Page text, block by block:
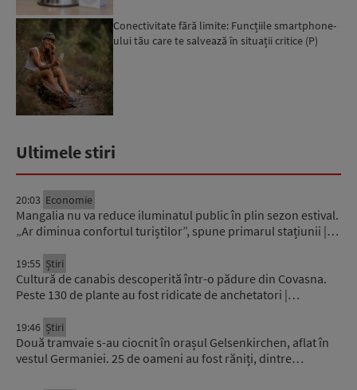
Conectivitate fără limite: Funcțiile smartphone-
ului tău care te salvează în situații critice (P)
Ultimele stiri
20:03 Economie
Mangalia nu va reduce iluminatul public în plin sezon estival.
„Ar diminua confortul turiștilor”, spune primarul stațiunii |…
19:55 Știri
Cultură de canabis descoperită într-o pădure din Covasna.
Peste 130 de plante au fost ridicate de anchetatori |…
19:46 Știri
Două tramvaie s-au ciocnit în orașul Gelsenkirchen, aflat în
vestul Germaniei. 25 de oameni au fost răniți, dintre…